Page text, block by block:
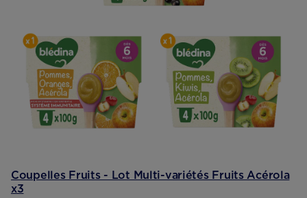
Coupelles Fruits - Lot Multi-variétés Fruits Acérola
x3